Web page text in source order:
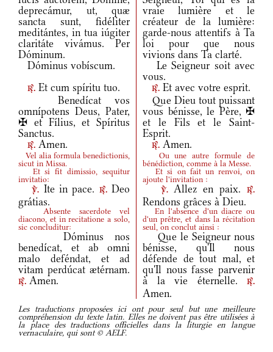
deprecámur, ut, quæ
sancta sunt, fidéliter
meditántes, in tua iúgiter
claritáte vivámus. Per
Dóminum.
vraie lumière et le
créateur de la lumière:
garde-nous attentifs à Ta
loi pour que nous
vivions dans Ta clarté.
Dóminus vobíscum.
Le Seigneur soit avec
vous.
r. Et cum spíritu tuo. r. Et avec votre esprit.
Benedícat vos
omnípotens Deus, Pater,
✠ et Fílius, et Spíritus
Sanctus.
Que Dieu tout puissant
vous bénisse, le Père, ✠
et le Fils et le Saint-
Esprit.
r. Amen. r. Amen.
Vel alia formula benedictionis,
sicut in Missa.
Ou une autre formule de
bénédiction, comme à la Messe.
Et si fit dimissio, sequitur
invitatio:
Et si on fait un renvoi, on
ajoute l'invitation :
v. Ite in pace. r.Deo
grátias.
v.Allez en paix.r.
Rendons grâces à Dieu.
Absente sacerdote vel
diacono, et in recitatione a solo,
sic concluditur:
En l'absence d'un diacre ou
d'un prêtre, et dans la récitation
seul, on conclut ainsi :
Dóminus nos
benedícat, et ab omni
malo deféndat, et ad
vitam perdúcat ætérnam.
r. Amen.
Que le Seigneur nous
bénisse, qu'Il nous
défende de tout mal, et
qu'Il nous fasse parvenir
à la vie éternelle.
r.
Amen.
Les traductions proposées ici ont pour seul but une meilleure
compréhension du texte latin. Elles ne doivent pas être utilisées à
la place des traductions officielles dans la liturgie en langue
vernaculaire, qui sont © AELF.